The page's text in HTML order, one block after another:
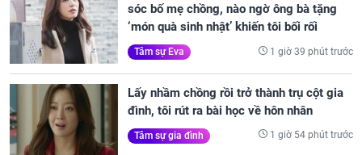
sóc bố mẹ chồng, nào ngờ ông bà tặng
‘món quà sinh nhật’ khiến tôi bối rối
Tâm sự Eva 1 giờ 39 phút trước
Lấy nhầm chồng rồi trở thành trụ cột gia
đình, tôi rút ra bài học về hôn nhân
Tâm sự gia đình 1 giờ 54 phút trước